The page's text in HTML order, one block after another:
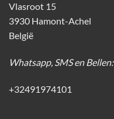
Vlasroot 15
3930 Hamont-Achel
België
Whatsapp, SMS en Bellen:
+32491974101